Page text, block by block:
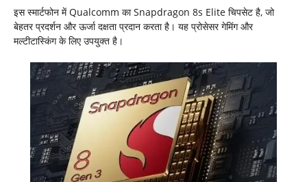
इस स्मार्टफोन में Qualcomm का Snapdragon 8s Elite चिपसेट है, जो
बेहतर प्रदर्शन और ऊर्जा दक्षता प्रदान करता है। यह प्रोसेसर गेमिंग और
मल्टीटास्किंग के लिए उपयुक्त है।